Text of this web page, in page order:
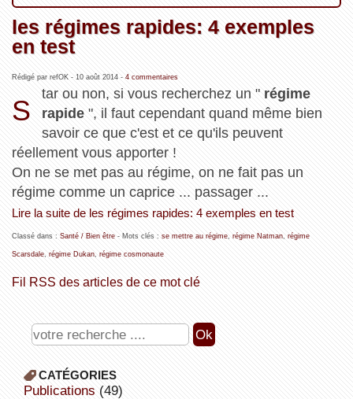
les régimes rapides: 4 exemples
en test
Rédigé par refOK - 10 août 2014- 4 commentaires
S
tar ou non, si vous recherchez un " régime
rapide ", il faut cependant quand même bien
savoir ce que c'est et ce qu'ils peuvent
réellement vous apporter !
On ne se met pas au régime, on ne fait pas un
régime comme un caprice ... passager ...
Lire la suite de les régimes rapides: 4 exemples en test
Classé dans : Santé / Bien être- Mots clés : se mettre au régime, régime Natman, régime
Scarsdale, régime Dukan, régime cosmonaute
Fil RSS des articles de ce mot clé
CATÉGORIES
publications (49)